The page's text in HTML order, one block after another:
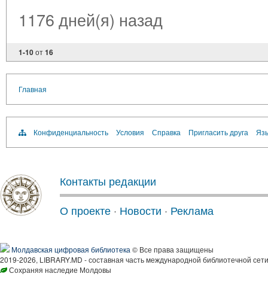
1176 дней(я) назад
1-10от16
Главная
Конфиденциальность Условия Справка Пригласить друга
Контакты редакции
О проекте · Новости · Реклама
Молдавская цифровая библиотека © Все права защищены
2019-2026, LIBRARY.MD - составная часть международной библиотечной
Сохраняя наследие Молдовы